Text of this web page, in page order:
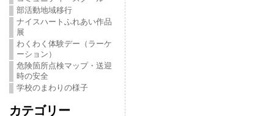
部活動地域移行
ナイスハートふれあい作品
展
わくわく体験デー（ラーケ
ーション）
危険箇所点検マップ・送迎
時の安全
学校のまわりの様子
カテゴリー